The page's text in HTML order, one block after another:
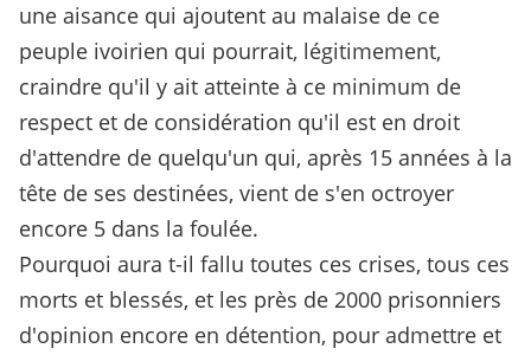
une aisance qui ajoutent au malaise de ce
peuple ivoirien qui pourrait, légitimement,
craindre qu'il y ait atteinte à ce minimum de
respect et de considération qu'il est en droit
d'attendre de quelqu'un qui, après 15 années à la
tête de ses destinées, vient de s'en octroyer
encore 5 dans la foulée.
Pourquoi aura t-il fallu toutes ces crises, tous ces
morts et blessés, et les près de 2000 prisonniers
d'opinion encore en détention, pour admettre et